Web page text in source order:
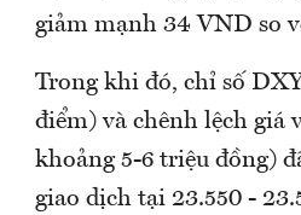
giảm mạnh 34 VND so
Trong khi đó, chỉ số
điểm) và chênh lệch giá
khoảng 5-6 triệu đồng)
giao dịch tại 23.550 -